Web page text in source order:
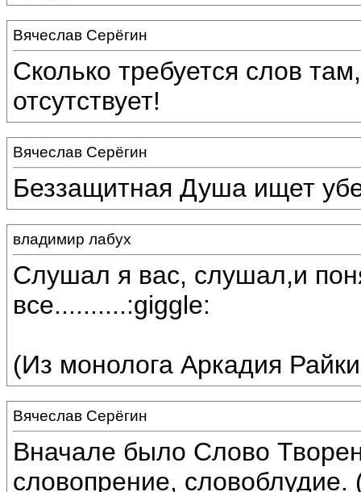
Вячеслав Серёгин
Сколько требуется слов
отсутствует!
Вячеслав Серёгин
Беззащитная Душа ищет
владимир лабух
Слушал я вас, слушал,и
все..........:giggle:
(Из монолога Аркадия
Вячеслав Серёгин
Вначале было Слово
словопрение, словоблудие.